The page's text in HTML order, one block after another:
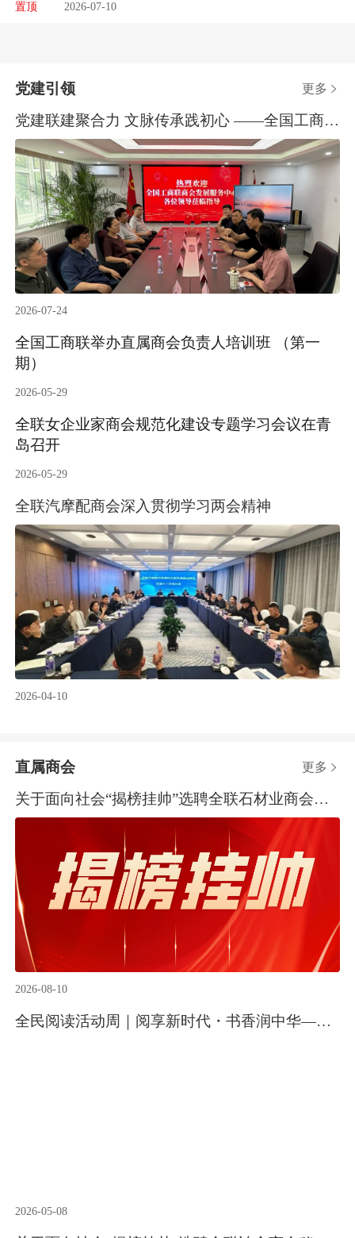
置顶 2026-07-10
党建引领 更多 
党建联建聚合力 文脉传承践初心 ——全国工商联商会发展服务中心与全联民间文物艺术品商会开展主题党日联建活动
2026-07-24
全国工商联举办直属商会负责人培训班 （第一
期）
2026-05-29
全联女企业家商会规范化建设专题学习会议在青
岛召开
2026-05-29
全联汽摩配商会深入贯彻学习两会精神
2026-04-10
直属商会 更多 
关于面向社会“揭榜挂帅”选聘全联石材业商会秘书长的公告
2026-08-10
全民阅读活动周｜阅享新时代・书香润中华——全联书业商会2026全民阅读活动周在京正式启动
2026-05-08